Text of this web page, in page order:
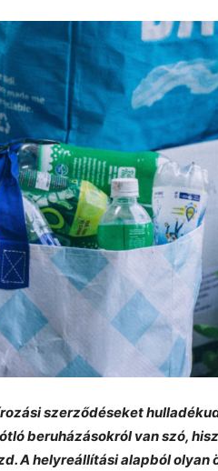
szerződéseket
beruházásokról van szó,
A helyreállítási alapból olyan